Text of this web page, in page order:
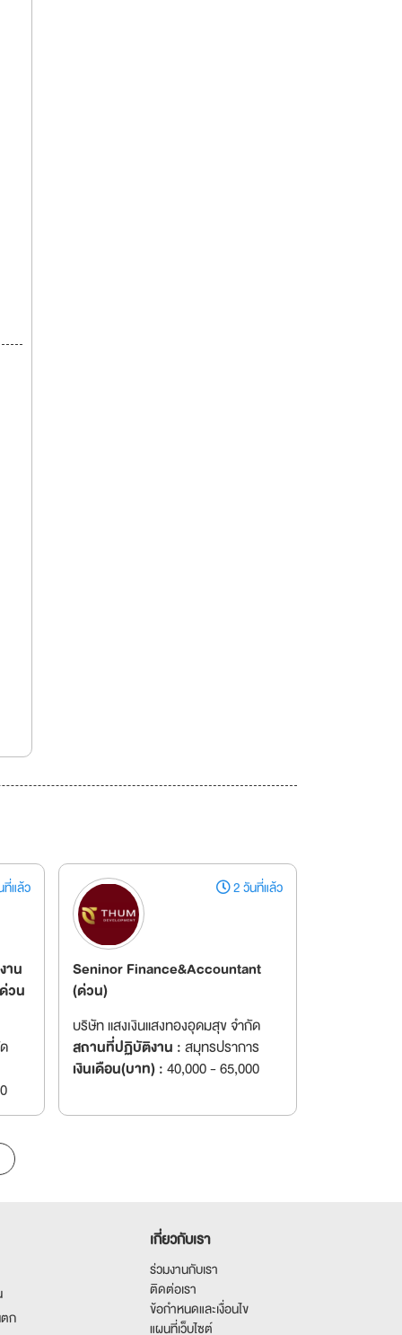
แล้ว
าน
วน
2 วันที่แล้ว
Seninor Finance&Accountant
(ด่วน)
บริษัท แสงเงินแสงทองอุดมสุข จำกัด
สถานที่ปฏิบัติงาน :สมุทรปราการ
เงินเดือน(บาท) :40,000 - 65,000
ก
เกี่ยวกับเรา
ร่วมงานกับเรา
ติดต่อเรา
ข้อกำหนดและเงื่อนไข
แผนที่เว็บไซต์